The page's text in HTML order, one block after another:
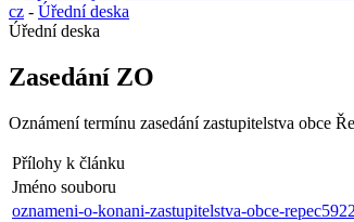
cz - Úřední deska
Úřední deska
Zasedání ZO
Oznámení termínu zasedání zastupitelstva obce
Přílohy k článku
Jméno souboru
oznameni-o-konani-zastupitelstva-obce-